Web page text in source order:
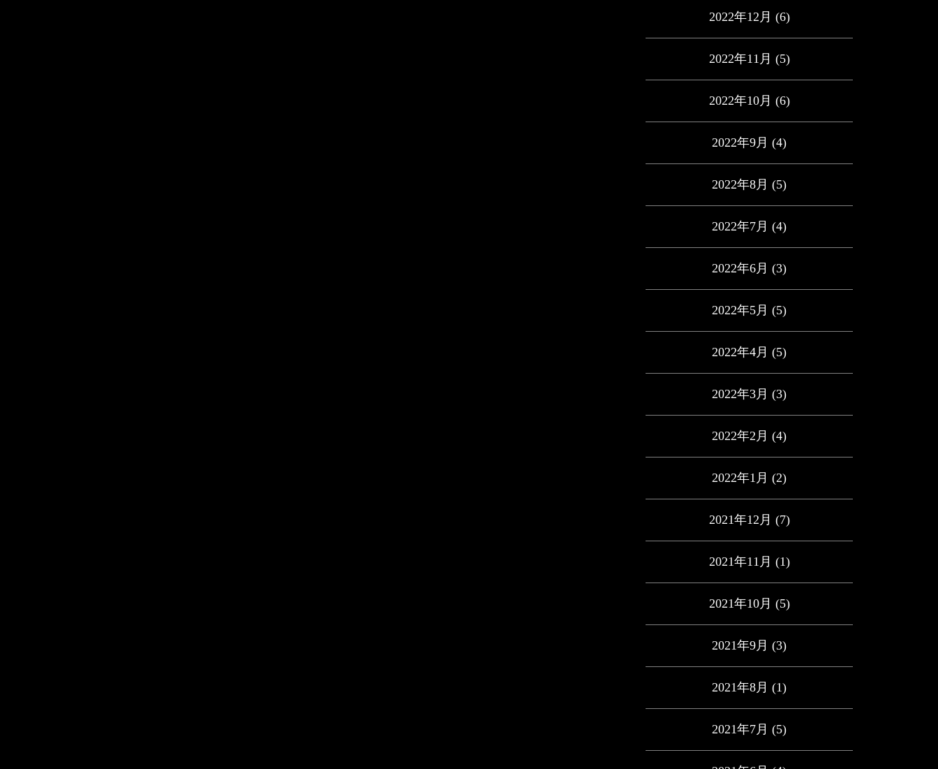
2022年12月 (6)
2022年11月 (5)
2022年10月 (6)
2022年9月 (4)
2022年8月 (5)
2022年7月 (4)
2022年6月 (3)
2022年5月 (5)
2022年4月 (5)
2022年3月 (3)
2022年2月 (4)
2022年1月 (2)
2021年12月 (7)
2021年11月 (1)
2021年10月 (5)
2021年9月 (3)
2021年8月 (1)
2021年7月 (5)